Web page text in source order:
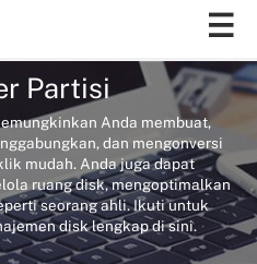
Partisi
Anda membuat,
dan mengonversi
mudah. Anda juga dapat
ruang disk, mengoptimalkan
seorang ahli. Ikuti untuk
disk lengkap di sini.